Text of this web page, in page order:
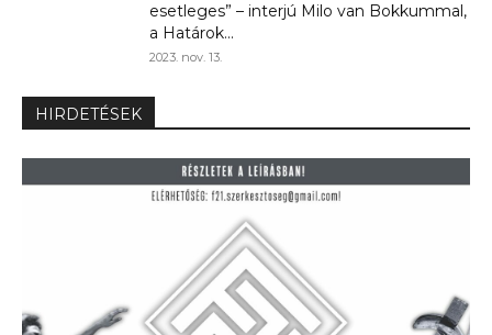
esetleges” – interjú Milo van Bokkummal,
a Határok...
2023. nov. 13.
HIRDETÉSEK